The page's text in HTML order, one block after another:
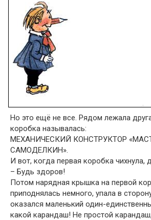
Но это ещё не все. Рядом лежала
коробка называлась:
МЕХАНИЧЕСКИЙ КОНСТРУКТОР
САМОДЕЛКИН».
И вот, когда первая коробка чихнула,
– Будь здоров!
Потом нарядная крышка на первой
приподнялась немного, упала в
оказался маленький один-
какой карандаш! Не простой